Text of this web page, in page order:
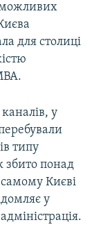
можливих
для столиці
у
типу
збито понад
Києві
у